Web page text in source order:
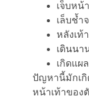
เจ็บหน้
เล็บช้ำ
หลังเท้
เดินนา
เกิดแผ
ปัญหานี้มักเกิ
หน้าเท้าของตั